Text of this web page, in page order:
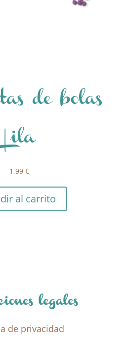
de bolas
Lila
1,99 €
al carrito
legales
de privacidad